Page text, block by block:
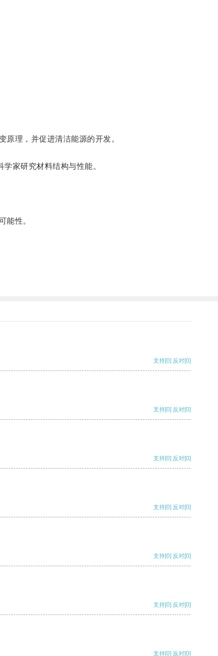
理，并促进清洁能源的开发。
家研究材料结构与性能。
能性。
支持[0] 反对[0]
支持[0] 反对[0]
支持[0] 反对[0]
支持[0] 反对[0]
支持[0] 反对[0]
支持[0] 反对[0]
支持[0] 反对[0]